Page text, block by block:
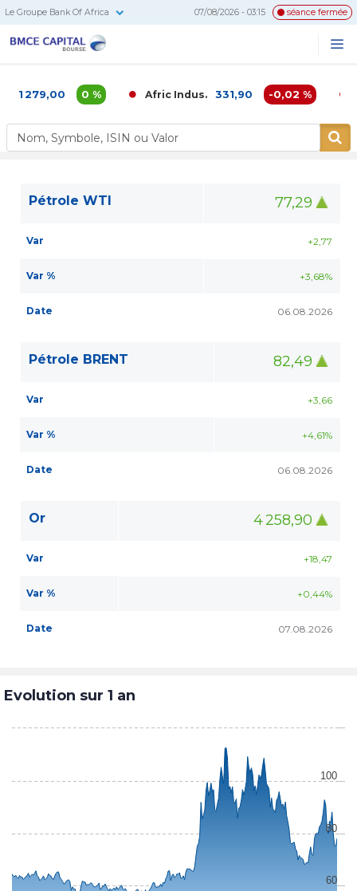
Le Groupe Bank Of Africa 07/08/2026 - 03:15 séance fermée
1 279,00 0 % Afric Indus. 331,90 -0,02 %
Pétrole WTI 77,29
Var +2,77
Var % +3,68%
Date 06.08.2026
Pétrole BRENT 82,49
Var +3,66
Var % +4,61%
Date 06.08.2026
Or 4 258,90
Var +18,47
Var % +0,44%
Date 07.08.2026
Evolution sur 1 an
60
80
100